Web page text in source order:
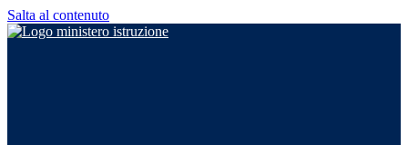
Salta al contenuto